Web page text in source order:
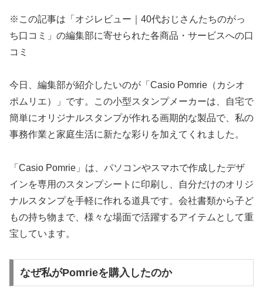
※この記事は「オジレビュー｜40代おじさんたちのがっ
ち口コミ」の編集部に寄せられた各商品・サービスへの口
コミ
今日、編集部が紹介したいのが「Casio Pomrie（カシオ
ポムリエ）」です。この小型スタンプメーカーは、自宅で
簡単にオリジナルスタンプが作れる画期的な製品で、私の
事務作業と家庭生活に新たな彩りを加えてくれました。
「Casio Pomrie」は、パソコンやスマホで作成したデザ
インを専用のスタンプシートに印刷し、自分だけのオリジ
ナルスタンプを手軽に作れる道具です。会社書類から子ど
もの持ち物まで、様々な場面で活躍するアイテムとして重
宝しています。
なぜ私がPomrieを購入したのか